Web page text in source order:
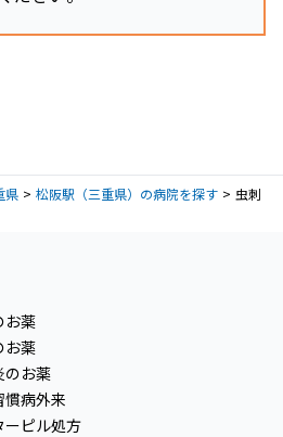
県 松阪駅（三重県）の病院を探す
虫刺
お薬
お薬
のお薬
慣病外来
ーピル処方